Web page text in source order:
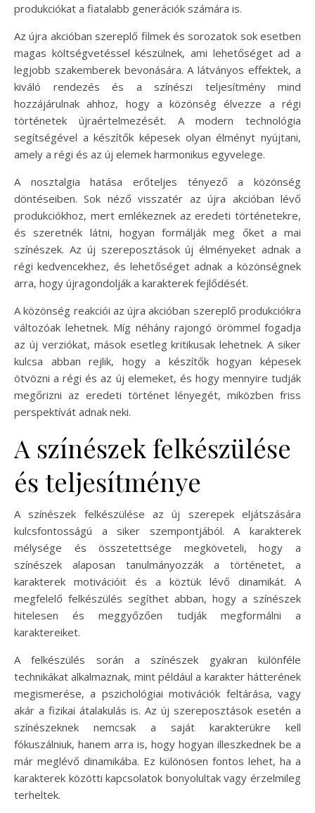
produkciókat a fiatalabb generációk számára is.
Az újra akcióban szereplő filmek és sorozatok sok esetben
magas költségvetéssel készülnek, ami lehetőséget ad a
legjobb szakemberek bevonására. A látványos effektek, a
kiváló rendezés és a színészi teljesítmény mind
hozzájárulnak ahhoz, hogy a közönség élvezze a régi
történetek újraértelmezését. A modern technológia
segítségével a készítők képesek olyan élményt nyújtani,
amely a régi és az új elemek harmonikus egyvelege.
A nosztalgia hatása erőteljes tényező a közönség
döntéseiben. Sok néző visszatér az újra akcióban lévő
produkciókhoz, mert emlékeznek az eredeti történetekre,
és szeretnék látni, hogyan formálják meg őket a mai
színészek. Az új szereposztások új élményeket adnak a
régi kedvencekhez, és lehetőséget adnak a közönségnek
arra, hogy újragondolják a karakterek fejlődését.
A közönség reakciói az újra akcióban szereplő produkciókra
változóak lehetnek. Míg néhány rajongó örömmel fogadja
az új verziókat, mások esetleg kritikusak lehetnek. A siker
kulcsa abban rejlik, hogy a készítők hogyan képesek
ötvözni a régi és az új elemeket, és hogy mennyire tudják
megőrizni az eredeti történet lényegét, miközben friss
perspektívát adnak neki.
A színészek felkészülése
és teljesítménye
A színészek felkészülése az új szerepek eljátszására
kulcsfontosságú a siker szempontjából. A karakterek
mélysége és összetettsége megköveteli, hogy a
színészek alaposan tanulmányozzák a történetet, a
karakterek motivációit és a köztük lévő dinamikát. A
megfelelő felkészülés segíthet abban, hogy a színészek
hitelesen és meggyőzően tudják megformálni a
karaktereiket.
A felkészülés során a színészek gyakran különféle
technikákat alkalmaznak, mint például a karakter hátterének
megismerése, a pszichológiai motivációk feltárása, vagy
akár a fizikai átalakulás is. Az új szereposztások esetén a
színészeknek nemcsak a saját karakterükre kell
fókuszálniuk, hanem arra is, hogy hogyan illeszkednek be a
már meglévő dinamikába. Ez különösen fontos lehet, ha a
karakterek közötti kapcsolatok bonyolultak vagy érzelmileg
terheltek.